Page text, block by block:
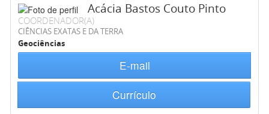
Acácia Bastos Couto Pinto
COORDENADOR(A)
CIÊNCIAS EXATAS E DA TERRA
Geociências
E-mail
Currículo